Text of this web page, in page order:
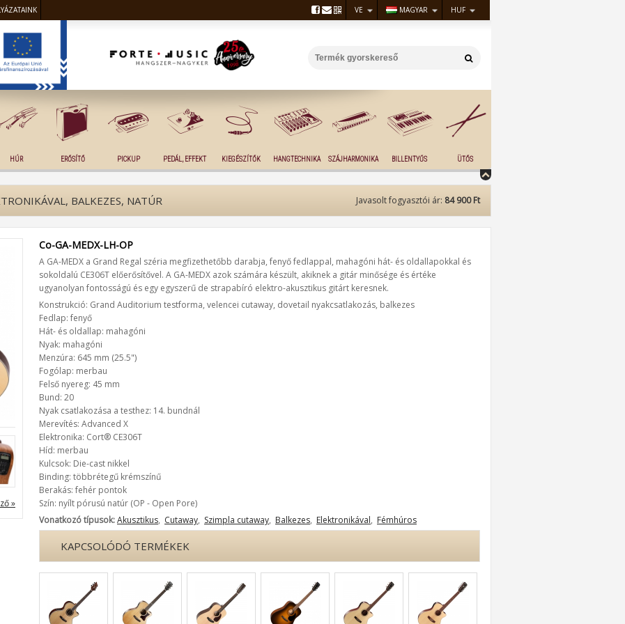
VE MAGYAR HUF
HÚR ERŐSÍTŐ PICKUP PEDÁL, EFFEKT KIEGÉSZÍTŐK HANGTECHNIKA SZÁJHARMONIKA BILLENTYŰS ÜTŐS
Javasolt fogyasztói ár: 84 900 Ft
BALKEZES, NATÚR
»
Co-GA-MEDX-LH-OP
A GA-MEDX a Grand Regal széria megfizethetőbb darabja, fenyő fedlappal, mahagóni hát- és oldallapokkal és
sokoldalú CE306T előerősítővel. A GA-MEDX azok számára készült, akiknek a gitár minősége és értéke
ugyanolyan fontosságú és egy egyszerű de strapabíró elektro-akusztikus gitárt keresnek.
Konstrukció: Grand Auditorium testforma, velencei cutaway, dovetail nyakcsatlakozás, balkezes
Fedlap: fenyő
Hát- és oldallap: mahagóni
Nyak: mahagóni
Menzúra: 645 mm (25.5")
Fogólap: merbau
Felső nyereg: 45 mm
Bund: 20
Nyak csatlakozása a testhez: 14. bundnál
Merevítés: Advanced X
Elektronika: Cort® CE306T
Híd: merbau
Kulcsok: Die-cast nikkel
Binding: többrétegű krémszínű
Berakás: fehér pontok
Szín: nyílt pórusú natúr (OP - Open Pore)
Vonatkozó típusok:Akusztikus, Cutaway, Szimpla cutaway, Balkezes, Elektronikával, Fémhúros
KAPCSOLÓDÓ TERMÉKEK